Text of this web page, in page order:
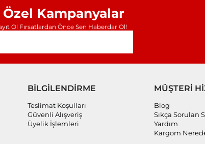
Özel Kampanyalar
Ol Fırsatlardan Önce Sen Haberdar Ol!
BİLGİLENDİRME
Teslimat Koşulları
Güvenli Alışveriş
Üyelik İşlemleri
MÜŞTERİ
Blog
Sıkça Sorulan
Yardım
Kargom